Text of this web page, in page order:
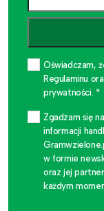
Oświadczam,
Regulaminu
prywatności. *
Zgadzam się
informacji
w formie
oraz jej
każdym